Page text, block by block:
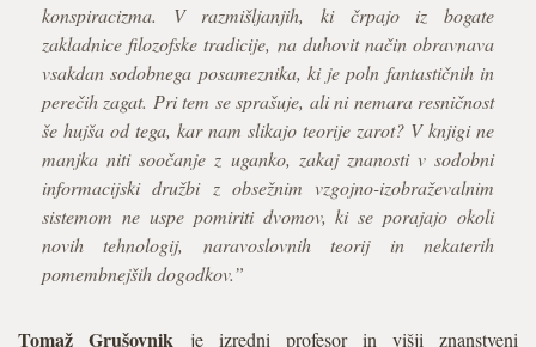
konspiracizma. V razmišljanjih, ki črpajo iz bogate
zakladnice filozofske tradicije, na duhovit način obravnava
vsakdan sodobnega posameznika, ki je poln fantastičnih in
perečih zagat. Pri tem se sprašuje, ali ni nemara resničnost
še hujša od tega, kar nam slikajo teorije zarot? V knjigi ne
manjka niti soočanje z uganko, zakaj znanosti v sodobni
informacijski družbi z obsežnim vzgojno-izobraževalnim
sistemom ne uspe pomiriti dvomov, ki se porajajo okoli
novih tehnologij, naravoslovnih teorij in nekaterih
pomembnejših dogodkov.”
Tomaž Grušovnik je izredni profesor in višji znanstveni